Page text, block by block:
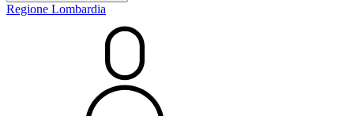
Regione Lombardia